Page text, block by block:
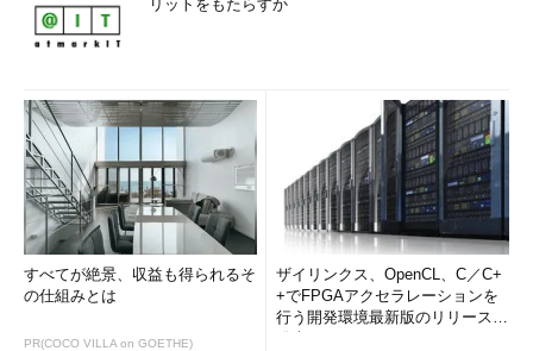
リットをもたらすか
すべてが絶景、収益も得られるそ
の仕組みとは
PR(COCO VILLA on GOETHE)
ザイリンクス、OpenCL、C／C+
+でFPGAアクセラレーションを
行う開発環境最新版のリリースを